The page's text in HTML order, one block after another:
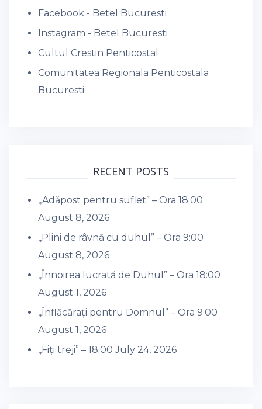
Facebook - Betel Bucuresti
Instagram - Betel Bucuresti
Cultul Crestin Penticostal
Comunitatea Regionala Penticostala
Bucuresti
RECENT POSTS
,,Adăpost pentru suflet” – Ora 18:00
August 8, 2026
,,Plini de râvnă cu duhul” – Ora 9:00
August 8, 2026
,,Înnoirea lucrată de Duhul” – Ora 18:00
August 1, 2026
,,Înflăcărați pentru Domnul” – Ora 9:00
August 1, 2026
,,Fiți treji” – 18:00 July 24, 2026